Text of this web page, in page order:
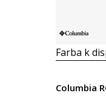
Farba k
Columbia